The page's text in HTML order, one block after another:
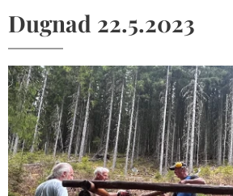
Dugnad 22.5.2023